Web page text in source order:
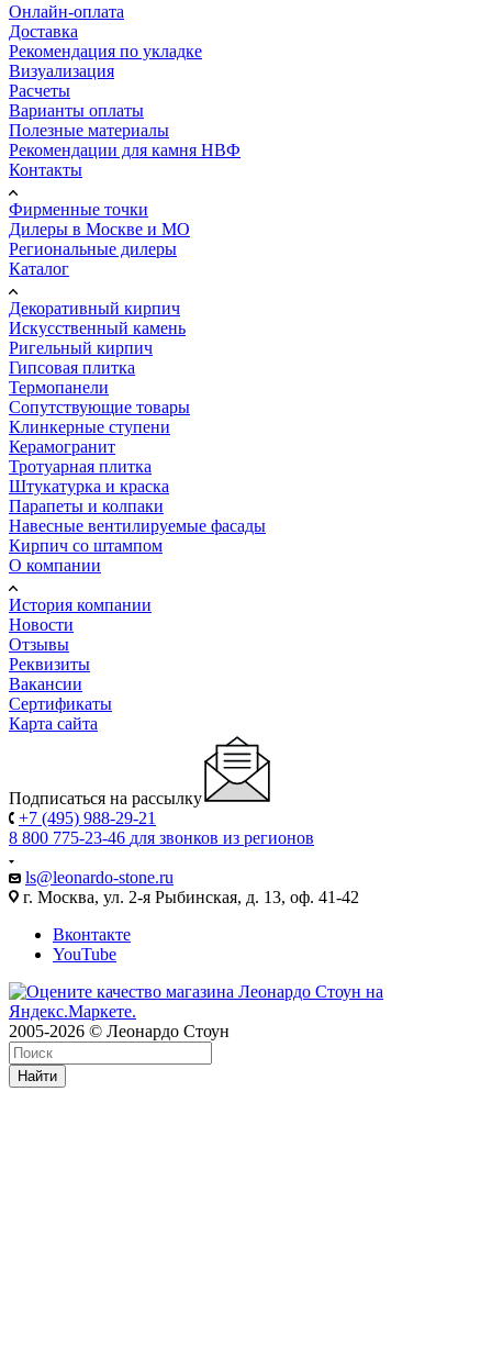
Онлайн-оплата
Доставка
Рекомендация по укладке
Визуализация
Расчеты
Варианты оплаты
Полезные материалы
Рекомендации для камня НВФ
Контакты
Фирменные точки
Дилеры в Москве и МО
Региональные дилеры
Каталог
Декоративный кирпич
Искусственный камень
Ригельный кирпич
Гипсовая плитка
Термопанели
Сопутствующие товары
Клинкерные ступени
Керамогранит
Тротуарная плитка
Штукатурка и краска
Парапеты и колпаки
Навесные вентилируемые фасады
Кирпич со штампом
О компании
История компании
Новости
Отзывы
Реквизиты
Вакансии
Сертификаты
Карта сайта
Подписаться на рассылку
+7 (495) 988-29-21
8 800 775-23-46 для звонков из регионов
ls@leonardo-stone.ru
г. Москва, ул. 2-я Рыбинская, д. 13, оф. 41-42
Вконтакте
YouTube
2005-2026 © Леонардо Стоун
Найти